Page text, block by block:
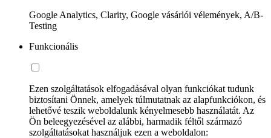
Google Analytics, Clarity, Google vásárlói vélemények, A/B-
Testing
Funkcionális
Ezen szolgáltatások elfogadásával olyan funkciókat tudunk
biztosítani Önnek, amelyek túlmutatnak az alapfunkciókon, és
lehetővé teszik weboldalunk kényelmesebb használatát. Az
Ön beleegyezésével az alábbi, harmadik féltől származó
szolgáltatásokat használjuk ezen a weboldalon: